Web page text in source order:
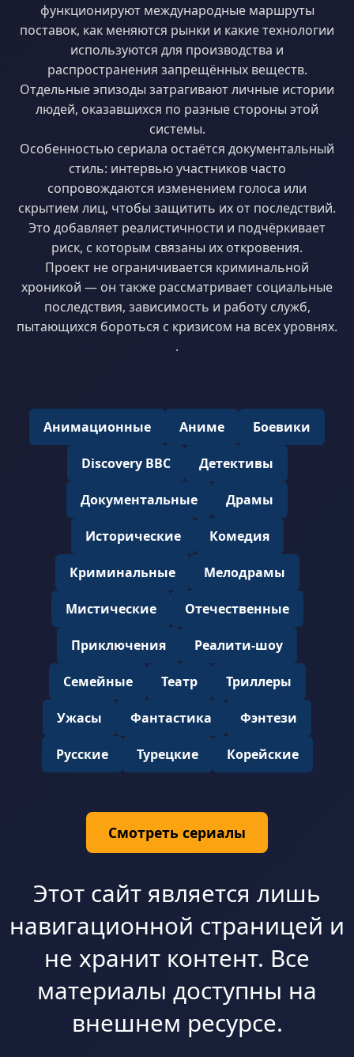
функционируют международные маршруты
поставок, как меняются рынки и какие технологии
используются для производства и
распространения запрещённых веществ.
Отдельные эпизоды затрагивают личные истории
людей, оказавшихся по разные стороны этой
системы.
Особенностью сериала остаётся документальный
стиль: интервью участников часто
сопровождаются изменением голоса или
скрытием лиц, чтобы защитить их от последствий.
Это добавляет реалистичности и подчёркивает
риск, с которым связаны их откровения.
Проект не ограничивается криминальной
хроникой — он также рассматривает социальные
последствия, зависимость и работу служб,
пытающихся бороться с кризисом на всех уровнях.
.
Анимационные Аниме Боевики
Discovery BBC Детективы
Документальные Драмы
Исторические Комедия
Криминальные Мелодрамы
Мистические Отечественные
Приключения Реалити-шоу
Семейные Театр Триллеры
Ужасы Фантастика Фэнтези
Русские Турецкие Корейские
Смотреть сериалы
Этот сайт является лишь
навигационной страницей и
не хранит контент. Все
материалы доступны на
внешнем ресурсе.